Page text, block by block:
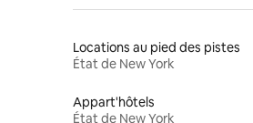
Locations au pied des pistes
État de New York
Appart'hôtels
État de New York